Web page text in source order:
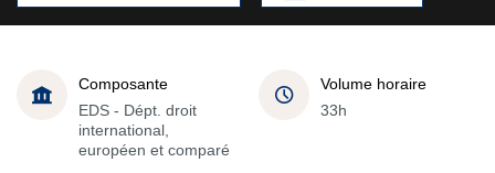
Composante
EDS - Dépt. droit
international,
européen et comparé
Volume horaire
33h